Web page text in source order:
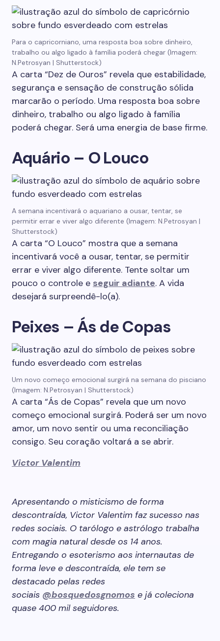
Para o capricorniano, uma resposta boa sobre dinheiro,
trabalho ou algo ligado à família poderá chegar (Imagem:
N.Petrosyan | Shutterstock)
A carta “Dez de Ouros” revela que estabilidade,
segurança e sensação de construção sólida
marcarão o período. Uma resposta boa sobre
dinheiro, trabalho ou algo ligado à família
poderá chegar. Será uma energia de base firme.
Aquário – O Louco
A semana incentivará o aquariano a ousar, tentar, se
permitir errar e viver algo diferente (Imagem: N.Petrosyan |
Shutterstock)
A carta “O Louco” mostra que a semana
incentivará você a ousar, tentar, se permitir
errar e viver algo diferente. Tente soltar um
pouco o controle e seguir adiante. A vida
desejará surpreendê-lo(a).
Peixes – Ás de Copas
Um novo começo emocional surgirá na semana do pisciano
(Imagem: N.Petrosyan | Shutterstock)
A carta “Ás de Copas” revela que um novo
começo emocional surgirá. Poderá ser um novo
amor, um novo sentir ou uma reconciliação
consigo. Seu coração voltará a se abrir.
Victor Valentim
Apresentando o misticismo de forma
descontraída, Victor Valentim faz sucesso nas
redes sociais. O tarólogo e astrólogo trabalha
com magia natural desde os 14 anos.
Entregando o esoterismo aos internautas de
forma leve e descontraída, ele tem se
destacado pelas redes
sociais @bosquedosgnomos e já coleciona
quase 400 mil seguidores.